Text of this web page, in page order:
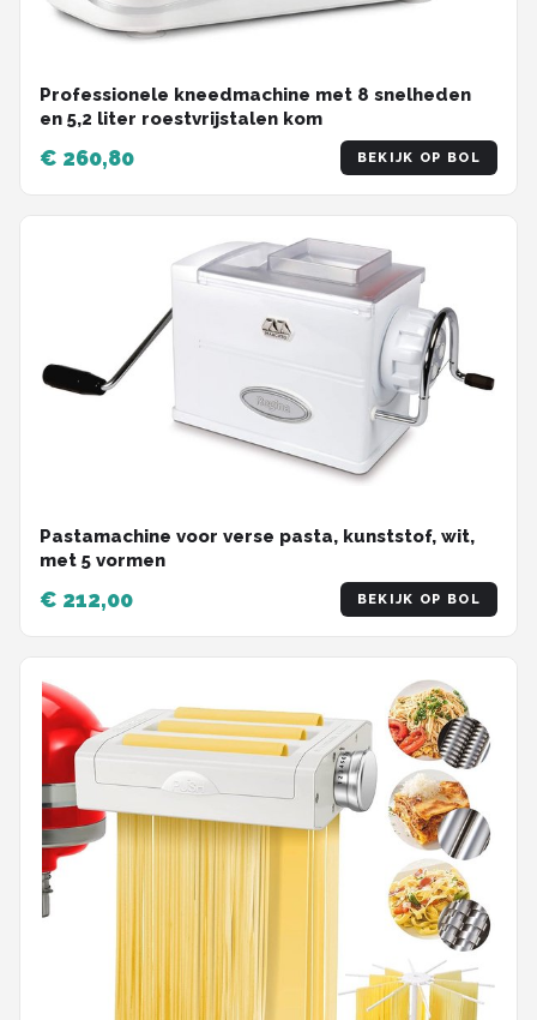
Professionele kneedmachine met 8 snelheden
en 5,2 liter roestvrijstalen kom
€ 260,80 BEKIJK OP BOL
Pastamachine voor verse pasta, kunststof, wit,
met 5 vormen
€ 212,00 BEKIJK OP BOL